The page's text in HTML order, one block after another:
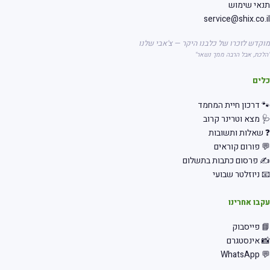
שימוש
לזכרו של כלבנו היקר — צ'אבי שלנו
אבל הרבה ממך נשאר"
דרכון חיית המחמד
מצא וטרינר קרוב
שאלות ותשובות
פורום קוראים
פרסום כתבות בתשלום
ניוזלטר שבועי
אחרינו
פייסבוק
אינסטגרם
💬